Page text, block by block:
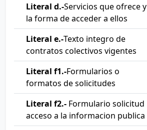
Literal d.-Servicios que ofrece y
la forma de acceder a ellos
Literal e.-Texto integro de
contratos colectivos vigentes
Literal f1.-Formularios o
formatos de solicitudes
Literal f2.- Formulario solicitud
acceso a la informacion publica